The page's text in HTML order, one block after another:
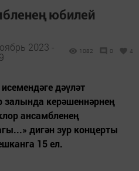
юбилей
2023 -
1082 0 4
дәүләт
залында керәшеннәрнең
ансамбленең
дигән зур концерты
15 ел.